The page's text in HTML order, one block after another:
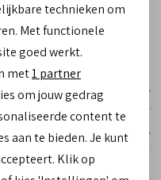
technieken om
Met functionele
goed werkt.
met1 partner
om jouw gedrag
content te
aan te bieden. Je kunt
Klik op